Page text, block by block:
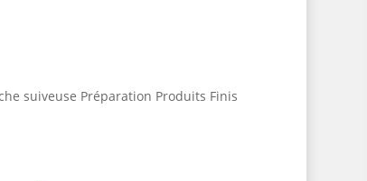
suiveuse Préparation Produits Finis